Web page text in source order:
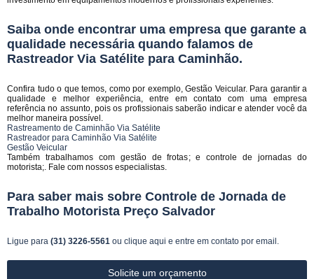
Saiba onde encontrar uma empresa que garante a
qualidade necessária quando falamos de
Rastreador Via Satélite para Caminhão.
Confira tudo o que temos, como por exemplo, Gestão Veicular. Para garantir a
qualidade e melhor experiência, entre em contato com uma empresa
referência no assunto, pois os profissionais saberão indicar e atender você da
melhor maneira possível.
Rastreamento de Caminhão Via Satélite
Rastreador para Caminhão Via Satélite
Gestão Veicular
Também trabalhamos com gestão de frotas; e controle de jornadas do
motorista;. Fale com nossos especialistas.
Para saber mais sobre Controle de Jornada de
Trabalho Motorista Preço Salvador
Ligue para (31) 3226-5561 ou clique aqui e entre em contato por email.
Solicite um orçamento